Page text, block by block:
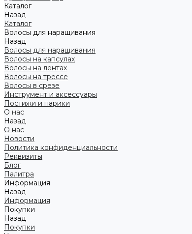
Каталог
Назад
Каталог
Волосы для наращивания
Назад
Волосы для наращивания
Волосы на капсулах
Волосы на лентах
Волосы на трессе
Волосы в срезе
Инструмент и аксессуары
Постижи и парики
О нас
Назад
О нас
Новости
Политика конфиденциальности
Реквизиты
Блог
Палитра
Информация
Назад
Информация
Покупки
Назад
Покупки